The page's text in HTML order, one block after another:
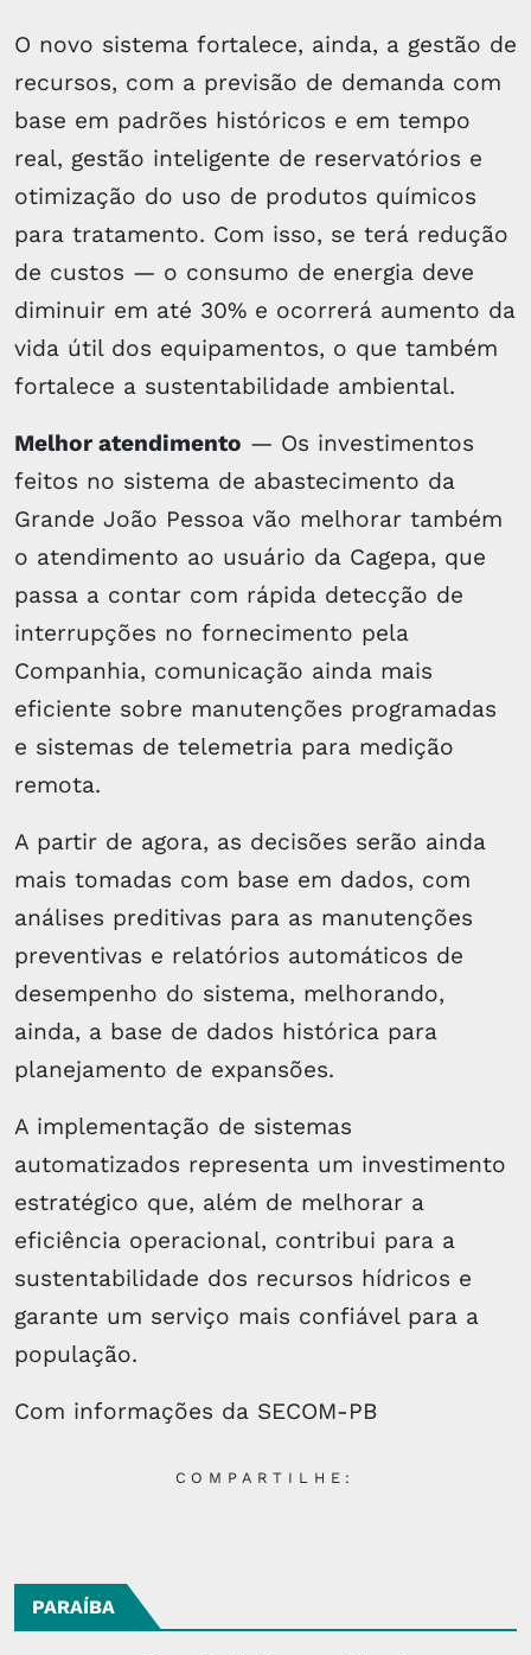
O novo sistema fortalece, ainda, a gestão de
recursos, com a previsão de demanda com
base em padrões históricos e em tempo
real, gestão inteligente de reservatórios e
otimização do uso de produtos químicos
para tratamento. Com isso, se terá redução
de custos — o consumo de energia deve
diminuir em até 30% e ocorrerá aumento da
vida útil dos equipamentos, o que também
fortalece a sustentabilidade ambiental.
Melhor atendimento — Os investimentos
feitos no sistema de abastecimento da
Grande João Pessoa vão melhorar também
o atendimento ao usuário da Cagepa, que
passa a contar com rápida detecção de
interrupções no fornecimento pela
Companhia, comunicação ainda mais
eficiente sobre manutenções programadas
e sistemas de telemetria para medição
remota.
A partir de agora, as decisões serão ainda
mais tomadas com base em dados, com
análises preditivas para as manutenções
preventivas e relatórios automáticos de
desempenho do sistema, melhorando,
ainda, a base de dados histórica para
planejamento de expansões.
A implementação de sistemas
automatizados representa um investimento
estratégico que, além de melhorar a
eficiência operacional, contribui para a
sustentabilidade dos recursos hídricos e
garante um serviço mais confiável para a
população.
Com informações da SECOM-PB
COMPARTILHE:
PARAÍBA